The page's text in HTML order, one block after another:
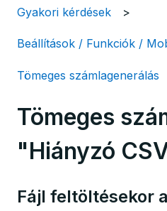
Gyakori kérdések
Beállítások / Funkciók /
Tömeges számlagenerálás
Tömeges
"Hiányzó
Fájl feltöltésekor